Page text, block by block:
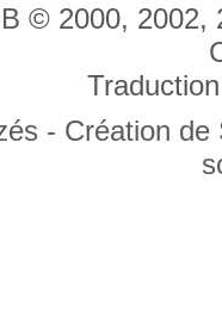
© 2000, 2002,
- Création